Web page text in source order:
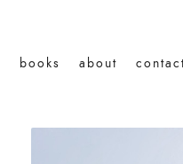
books about